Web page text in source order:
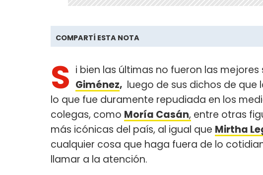
COMPARTÍ ESTA NOTA
S i bien las últimas no fueron las
Giménez, luego de sus dichos de que
lo que fue duramente repudiada en los
colegas, como Moría Casán, entre otras
más icónicas del país, al igual que Mirtha
cualquier cosa que haga fuera de lo
llamar a la atención.